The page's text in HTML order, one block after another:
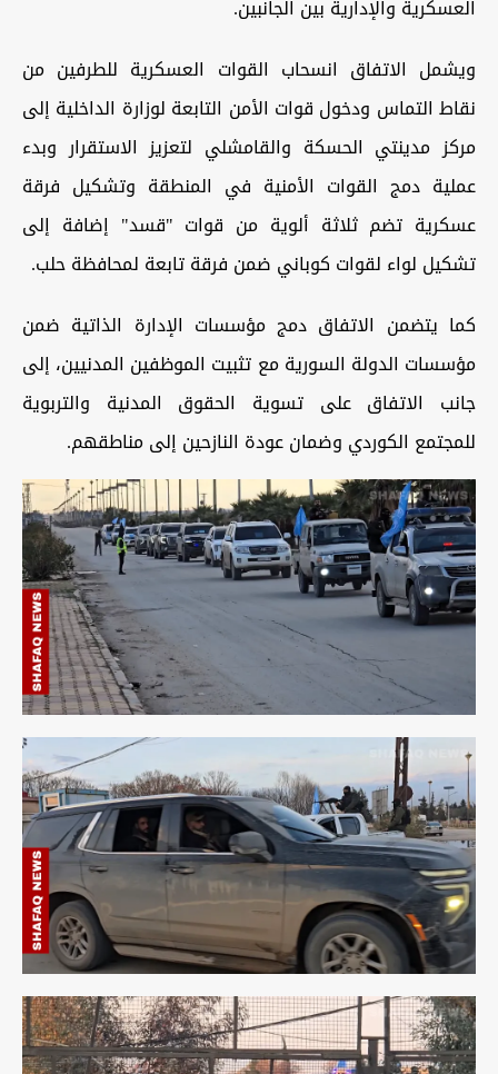
العسكرية والإدارية بين الجانبين.
ويشمل الاتفاق انسحاب القوات العسكرية للطرفين من
نقاط التماس ودخول قوات الأمن التابعة لوزارة الداخلية إلى
مركز مدينتي الحسكة والقامشلي لتعزيز الاستقرار وبدء
عملية دمج القوات الأمنية في المنطقة وتشكيل فرقة
عسكرية تضم ثلاثة ألوية من قوات "قسد" إضافة إلى
تشكيل لواء لقوات كوباني ضمن فرقة تابعة لمحافظة حلب.
كما يتضمن الاتفاق دمج مؤسسات الإدارة الذاتية ضمن
مؤسسات الدولة السورية مع تثبيت الموظفين المدنيين، إلى
جانب الاتفاق على تسوية الحقوق المدنية والتربوية
للمجتمع الكوردي وضمان عودة النازحين إلى مناطقهم.